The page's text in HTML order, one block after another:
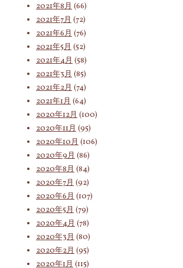
2021年8月 (66)
2021年7月 (72)
2021年6月 (76)
2021年5月 (52)
2021年4月 (58)
2021年3月 (85)
2021年2月 (74)
2021年1月 (64)
2020年12月 (100)
2020年11月 (95)
2020年10月 (106)
2020年9月 (86)
2020年8月 (84)
2020年7月 (92)
2020年6月 (107)
2020年5月 (79)
2020年4月 (78)
2020年3月 (80)
2020年2月 (95)
2020年1月 (115)